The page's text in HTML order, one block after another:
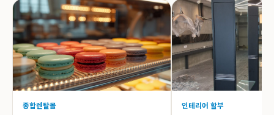
종합렌탈몰 인테리어 할부